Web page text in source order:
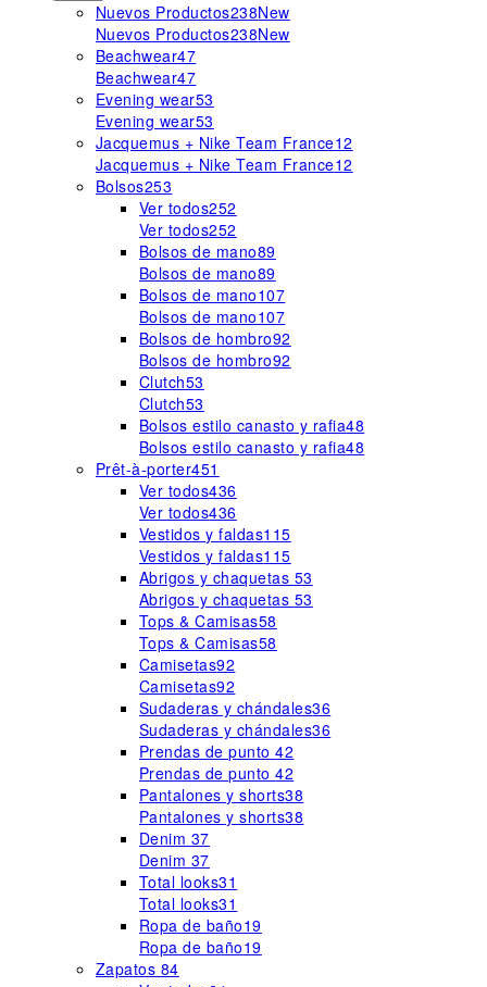
Nuevos Productos238New
Nuevos Productos238New
Beachwear47
Beachwear47
Evening wear53
Evening wear53
Jacquemus + Nike Team France12
Jacquemus + Nike Team France12
Bolsos253
Ver todos252
Ver todos252
Bolsos de mano89
Bolsos de mano89
Bolsos de mano107
Bolsos de mano107
Bolsos de hombro92
Bolsos de hombro92
Clutch53
Clutch53
Bolsos estilo canasto y rafia48
Bolsos estilo canasto y rafia48
Prêt-à-porter451
Ver todos436
Ver todos436
Vestidos y faldas115
Vestidos y faldas115
Abrigos y chaquetas 53
Abrigos y chaquetas 53
Tops & Camisas58
Tops & Camisas58
Camisetas92
Camisetas92
Sudaderas y chándales36
Sudaderas y chándales36
Prendas de punto42
Prendas de punto42
Pantalones y shorts38
Pantalones y shorts38
Denim 37
Denim 37
Total looks31
Total looks31
Ropa de baño19
Ropa de baño19
Zapatos 84